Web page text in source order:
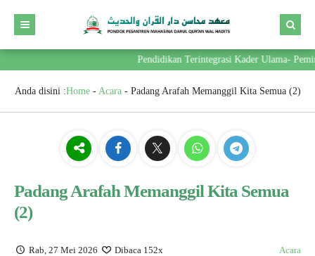
Pendidikan Terintegrasi Kader Ulama-
Anda disini :Home- Acara- Padang Arafah Memanggil Kita Semua (2)
Padang Arafah Memanggil Kita Semua
(2)
Rab, 27 Mei 2026 Dibaca 152x Acara